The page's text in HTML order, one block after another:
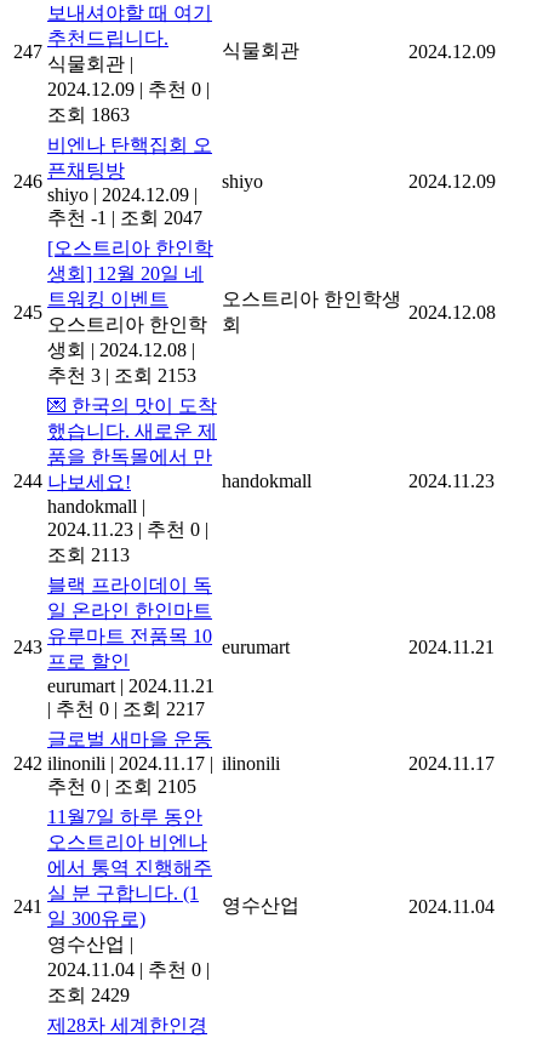
247
보내셔야할 때 여기
추천드립니다.
식물회관 |
2024.12.09 | 추천 0 |
조회 1863
식물회관 2024.12.09
246
비엔나 탄핵집회 오
픈채팅방
shiyo | 2024.12.09 |
추천 -1 | 조회 2047
shiyo 2024.12.09
245
[오스트리아 한인학
생회] 12월 20일 네
트워킹 이벤트
오스트리아 한인학
생회 | 2024.12.08 |
추천 3 | 조회 2153
오스트리아 한인학생
회
2024.12.08
244
💌 한국의 맛이 도착
했습니다. 새로운 제
품을 한독몰에서 만
나보세요!
handokmall |
2024.11.23 | 추천 0 |
조회 2113
handokmall 2024.11.23
243
블랙 프라이데이 독
일 온라인 한인마트
유루마트 전품목 10
프로 할인
eurumart | 2024.11.21
| 추천 0 | 조회 2217
eurumart 2024.11.21
242
글로벌 새마을 운동
ilinonili | 2024.11.17 |
추천 0 | 조회 2105
ilinonili 2024.11.17
241
11월7일 하루 동안
오스트리아 비엔나
에서 통역 진행해주
실 분 구합니다. (1
일 300유로)
영수산업 |
2024.11.04 | 추천 0 |
조회 2429
영수산업 2024.11.04
제28차 세계한인경